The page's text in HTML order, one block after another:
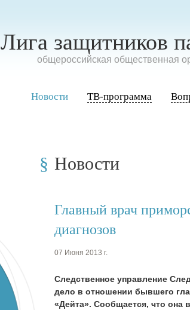
Лига защитников
oбщероссийская общественная
Новости ТВ-программа
Новости
Главный врач
диагнозов
07 Июня 2013 г.
Следственное управление
дело в отношении бывшего
«Дейта». Сообщается, что она